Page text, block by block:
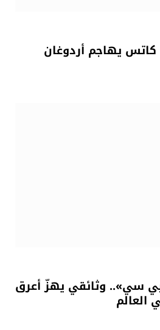
يهاجم أردوغان
سي».. وثائقي يهزّ أعرق